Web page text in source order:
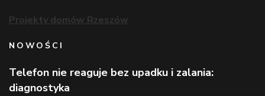
Projekty domów Rzeszów
NOWOŚCI
Telefon nie reaguje bez upadku i zalania:
diagnostyka